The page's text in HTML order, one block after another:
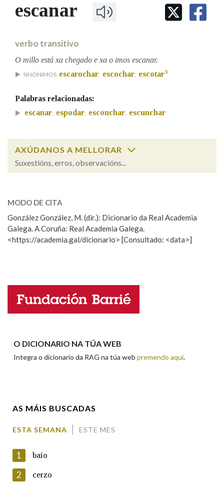
IDENTIDADE CORPORATIVA
MARCIAL DEL ADALID
FIGURAS HOMENAXEADAS
PRIMAVERA DAS LETRAS
PORTAL DAS PALABRAS
Facebook
TwitterYoutubeInstagram
Bluesky
BUSCAR NOS LEMAS
Remata por
Contén
BUSCAR NO CONTIDO
Nas definicións
Nos exemplos
OUTRAS OPCIÓNS DE BUSCA
Pertence a
escanar
verbo transitivo
O millo está xa chegado e xa o imos escanar.
SINÓNIMOS escarochar, escochar, escotar3
Palabras relacionadas:
escanar, espodar, esconchar, escunchar
AXÚDANOS A MELLORAR
Suxestións, erros, observacións...
ESCOLLE UNHA OPCIÓN:
Observación Hai un erro na palabra
Propoño mellorar a definición
Nome
MODO DE CITA
González González, M. (dir.): Dicionario da Real Academia
Galega. A Coruña: Real Academia Galega.
<https://academia.gal/dicionario> [Consultado: <data>]
O DICIONARIO NA TÚA WEB
Integra o dicionario da RAG na túa web premendo aquí.
AS MÁIS BUSCADAS
ESTA SEMANA ESTE MES
1 baio
2 cerzo